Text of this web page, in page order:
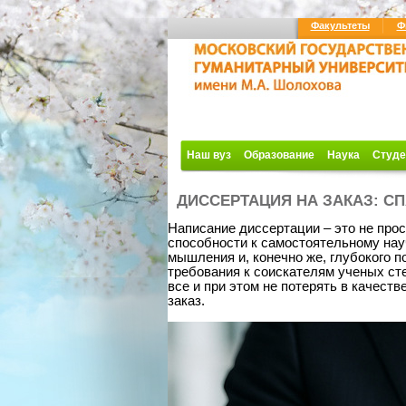
Факультеты
Наш вуз Образование Наука
ДИССЕРТАЦИЯ НА ЗАКАЗ:
Написание диссертации – это не
способности к самостоятельному
мышления и, конечно же, глубокого
требования к соискателям ученых
все и при этом не потерять в
заказ.